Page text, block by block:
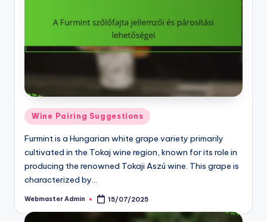
Posted
Wine Pairing Suggestions
Furmint is a Hungarian white grape variety primarily
cultivated in the Tokaj wine region, known for its role in
producing the renowned Tokaji Aszú wine. This grape is
characterized by…
Posted
Webmaster Admin 15/07/2025